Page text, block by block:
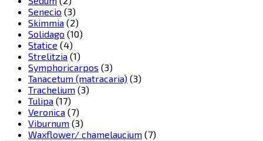
Senecio (3)
Skimmia (2)
Solidago (10)
Statice (4)
Strelitzia (1)
Symphoricarpos (3)
Tanacetum (matracaria) (3)
Trachelium (3)
Tulipa (17)
Veronica (7)
Viburnum (3)
Waxflower/ chamelaucium (7)